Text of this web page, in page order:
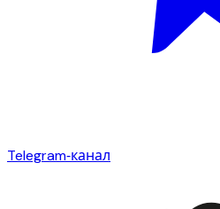
Telegram‑канал